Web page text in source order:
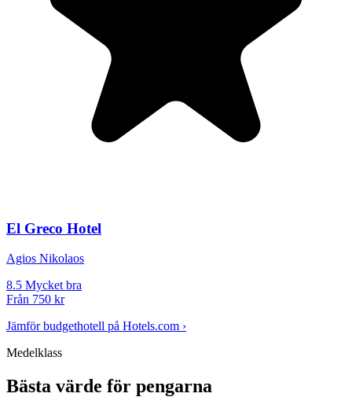
El Greco Hotel
Agios Nikolaos
8.5 Mycket bra
Från 750 kr
Jämför budgethotell på Hotels.com ›
Medelklass
Bästa värde för pengarna